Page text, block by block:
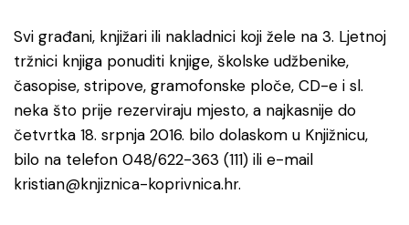
Svi građani, knjižari ili nakladnici koji žele na 3. Ljetnoj
tržnici knjiga ponuditi knjige, školske udžbenike,
časopise, stripove, gramofonske ploče, CD-e i sl.
neka što prije rezerviraju mjesto, a najkasnije do
četvrtka 18. srpnja 2016. bilo dolaskom u Knjižnicu,
bilo na telefon 048/622-363 (111) ili e-mail
kristian@knjiznica-koprivnica.hr.